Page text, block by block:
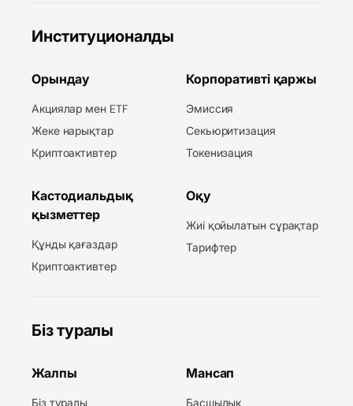
Институционалды
Орындау
Акциялар мен ETF
Жеке нарықтар
Криптоактивтер
Кастодиальдық
қызметтер
Құнды қағаздар
Криптоактивтер
Корпоративті қаржы
Эмиссия
Секьюритизация
Токенизация
Оқу
Жиі қойылатын сұрақтар
Тарифтер
Біз туралы
Жалпы
Біз туралы
Мансап
Басшылық